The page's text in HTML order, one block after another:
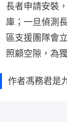
長者申請安裝
庫；一旦偵測
區支援團隊會
照顧空隙，為
作者馮務君是